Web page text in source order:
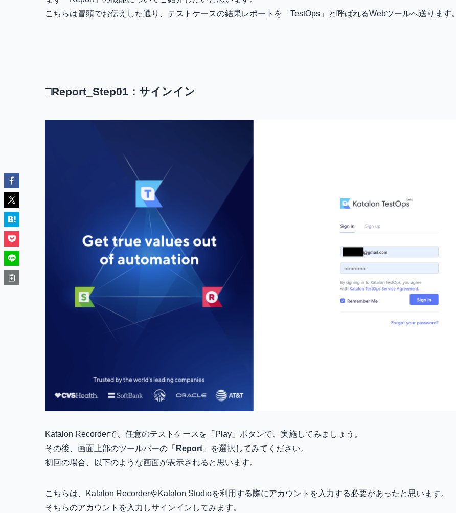
こちらは冒頭でお伝えした通り、テストケースの結果レポートを「TestOps」と呼ばれるWebツールへ送ります。
□Report_Step01：サインイン
Katalon Recorderで、任意のテストケースを「Play」ボタンで、実施してみましょう。
その後、画面上部のツールバーの「 Report 」を選択してみてください。
初回の場合、以下のような画面が表示されると思います。
こちらは、Katalon RecorderやKatalon Studioを利用する際にアカウントを入力する必要があったと思います。
そちらのアカウントを入力しサインインしてみます。